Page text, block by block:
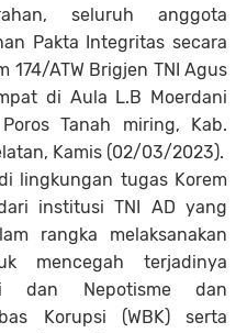
seluruh anggota
Pakta Integritas secara
174/ATW Brigjen TNI Agus
di Aula L.B Moerdani
Tanah miring, Kab.
Kamis (02/03/2023).
lingkungan tugas Korem
institusi TNI AD yang
rangka melaksanakan
mencegah terjadinya
dan Nepotisme dan
Korupsi (WBK) serta